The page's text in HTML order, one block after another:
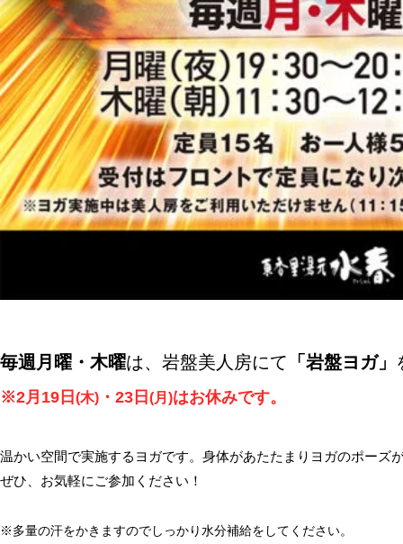
毎週月曜・木曜は、岩盤美人房にて 「岩盤ヨガ」
※2月19日 (木) ・23日 (月)はお休みです。
温かい空間で実施するヨガです。身体があたたまりヨガのポーズ
ぜひ、お気軽にご参加ください！
※多量の汗をかきますのでしっかり水分補給をしてください。